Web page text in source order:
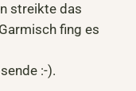
streikte das
fing es
:-).